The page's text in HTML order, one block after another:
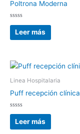
Poltrona Moderna
Valorado
con
de
Leer más
Linea Hospitalaria
Puff recepción clínica
Valorado
con
de
Leer más